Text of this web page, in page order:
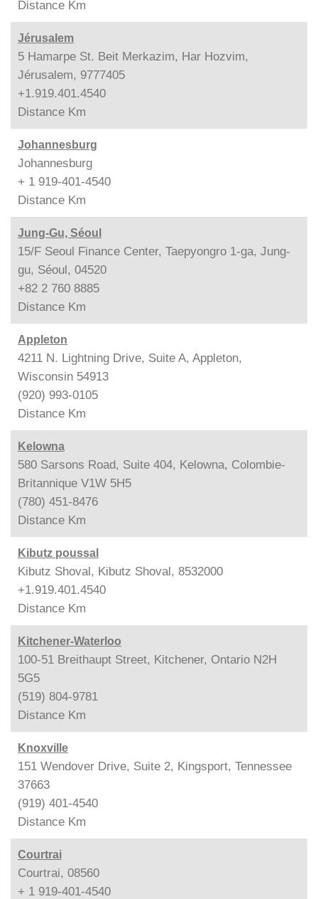
Distance Km
Jérusalem
5 Hamarpe St. Beit Merkazim, Har Hozvim,
Jérusalem, 9777405
+1.919.401.4540
Distance Km
Johannesburg
Johannesburg
+ 1 919-401-4540
Distance Km
Jung-Gu, Séoul
15/F Seoul Finance Center, Taepyongro 1-ga, Jung-
gu, Séoul, 04520
+82 2 760 8885
Distance Km
Appleton
4211 N. Lightning Drive, Suite A, Appleton,
Wisconsin 54913
(920) 993-0105
Distance Km
Kelowna
580 Sarsons Road, Suite 404, Kelowna, Colombie-
Britannique V1W 5H5
(780) 451-8476
Distance Km
Kibutz poussal
Kibutz Shoval, Kibutz Shoval, 8532000
+1.919.401.4540
Distance Km
Kitchener-Waterloo
100-51 Breithaupt Street, Kitchener, Ontario N2H
5G5
(519) 804-9781
Distance Km
Knoxville
151 Wendover Drive, Suite 2, Kingsport, Tennessee
37663
(919) 401-4540
Distance Km
Courtrai
Courtrai, 08560
+ 1 919-401-4540